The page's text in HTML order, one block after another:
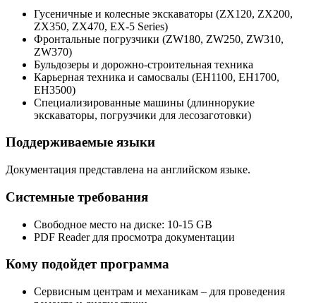
Гусеничные и колесные экскаваторы (ZX120, ZX200,
ZX350, ZX470, EX-5 Series)
Фронтальные погрузчики (ZW180, ZW250, ZW310,
ZW370)
Бульдозеры и дорожно-строительная техника
Карьерная техника и самосвалы (EH1100, EH1700,
EH3500)
Специализированные машины (длиннорукие
экскаваторы, погрузчики для лесозаготовки)
Поддерживаемые языки
Документация представлена на английском языке.
Системные требования
Свободное место на диске: 10-15 GB
PDF Reader для просмотра документации
Кому подойдет программа
Сервисным центрам и механикам – для проведения